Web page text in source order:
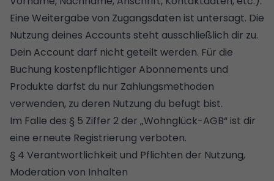
Eine Weitergabe von Zugangsdaten ist untersagt. Die
Nutzung deines Accounts steht ausschließlich dir zu.
Dein Account darf nicht geteilt werden. Für die
Buchung kostenpflichtiger Abonnements und
Produkte darfst du nur Zahlungsmethoden
verwenden, zu deren Nutzung du befugt bist.
Im Falle des § 5 Ziffer 2 der „Wohnglück-AGB“ ist dir
eine erneute Registrierung verboten.
§ 4 Verantwortlichkeit und Pflichten der Nutzung,
Moderation von Inhalten